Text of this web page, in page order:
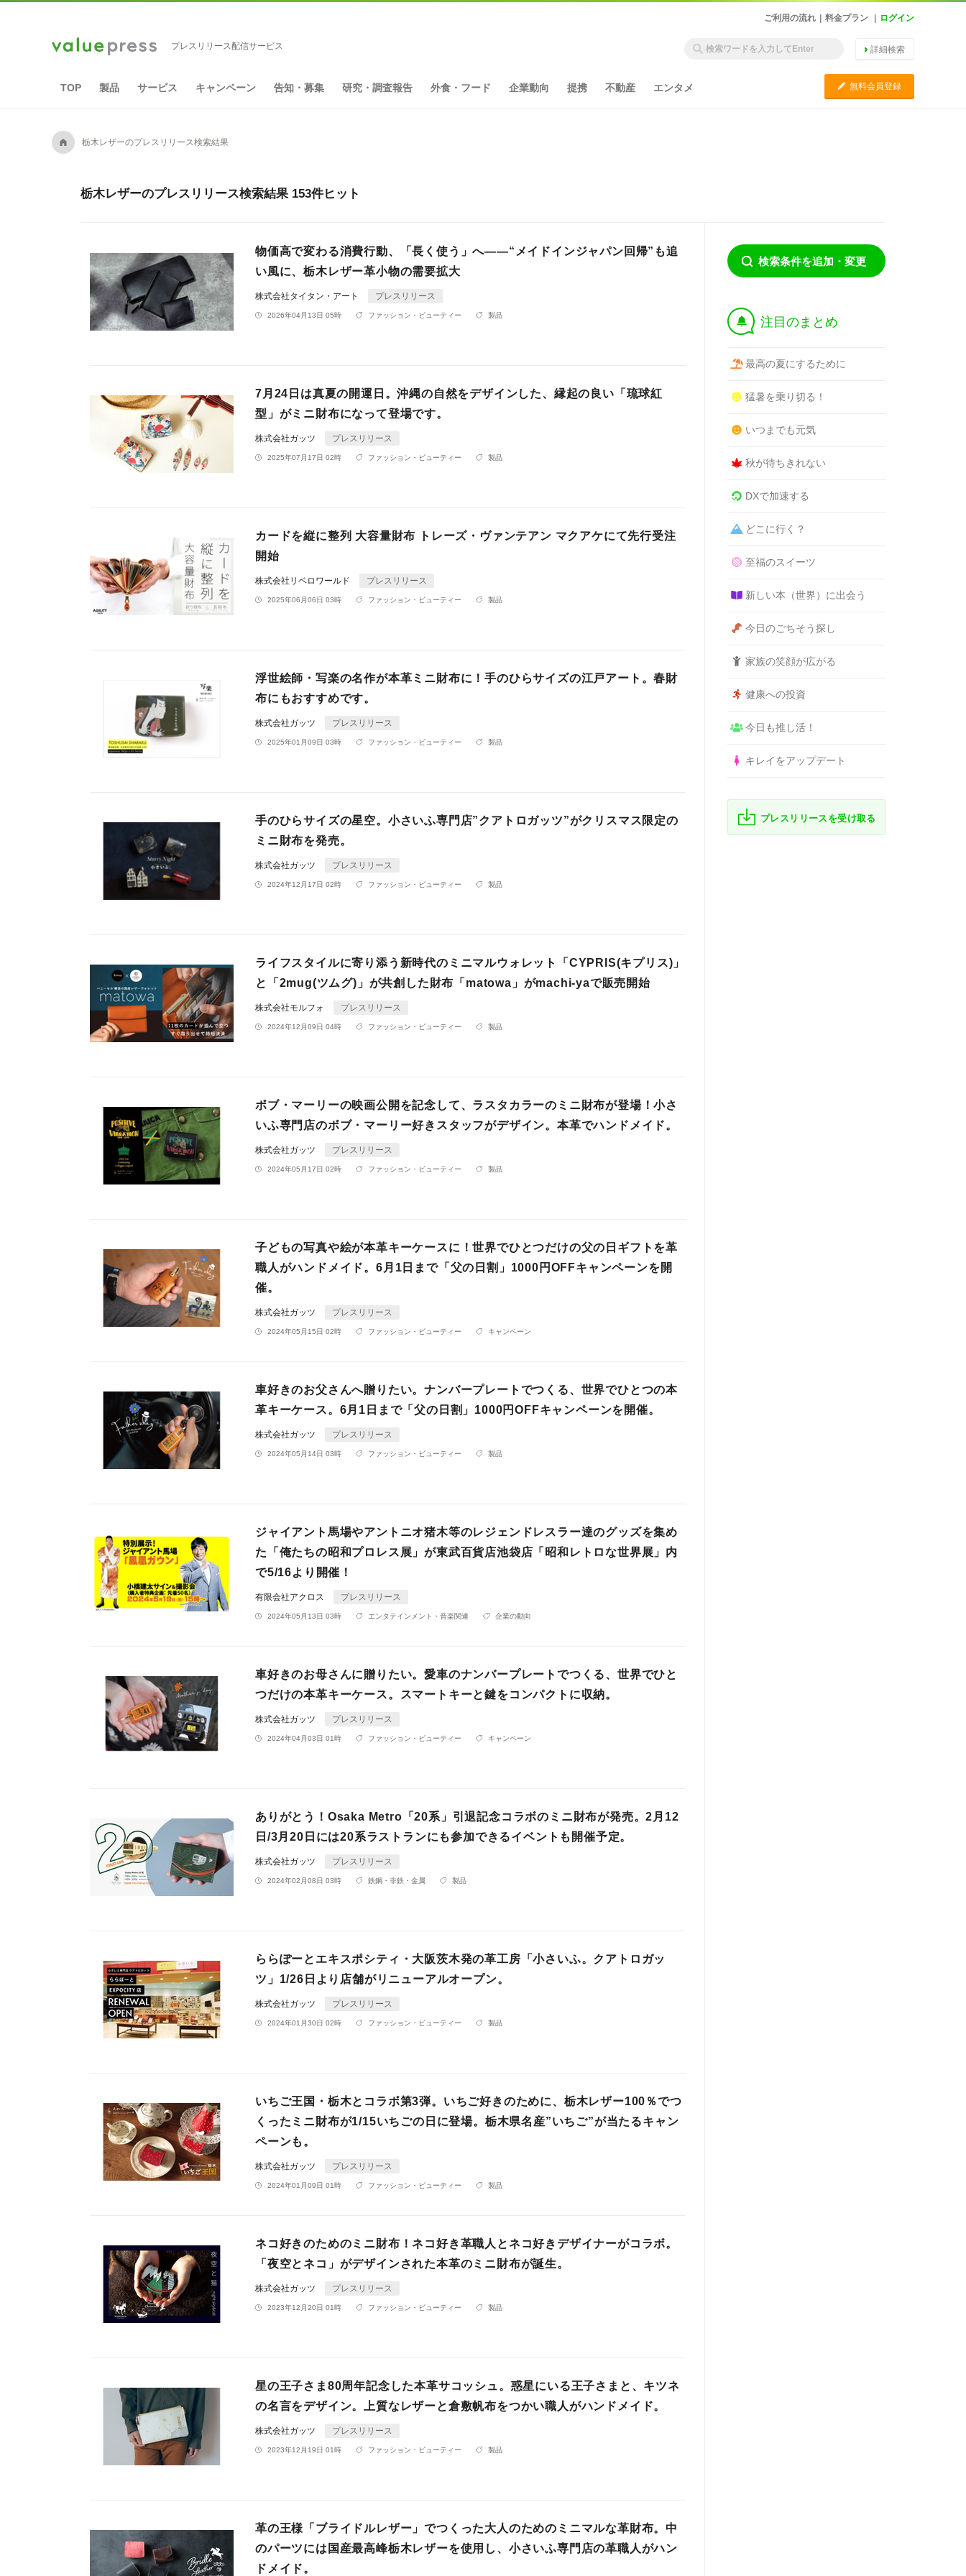
ご利用の流れ 料金プラン ログイン
プレスリリース配信サービス 詳細検索
TOP 製品 サービス キャンペーン 告知・募集 研究・調査報告 外食・フード 企業動向 提携 不動産 エンタメ C 無料会員登録
A 栃木レザーのプレスリリース検索結果
栃木レザーのプレスリリース検索結果 153件ヒット
物価高で変わる消費行動、「長く使う」へ——“メイドインジャパン回帰”も追
い風に、栃木レザー革小物の需要拡大
株式会社タイタン・アート プレスリリース
2026年04月13日 05時 ファッション・ビューティー 製品
7月24日は真夏の開運日。沖縄の自然をデザインした、縁起の良い「琉球紅
型」がミニ財布になって登場です。
株式会社ガッツ プレスリリース
2025年07月17日 02時 ファッション・ビューティー 製品
カードを縦に整列 大容量財布 トレーズ・ヴァンテアン マクアケにて先行受注
開始
株式会社リベロワールド プレスリリース
2025年06月06日 03時 ファッション・ビューティー 製品
浮世絵師・写楽の名作が本革ミニ財布に！手のひらサイズの江戸アート。春財
布にもおすすめです。
株式会社ガッツ プレスリリース
2025年01月09日 03時 ファッション・ビューティー 製品
手のひらサイズの星空。小さいふ専門店”クアトロガッツ”がクリスマス限定の
ミニ財布を発売。
株式会社ガッツ プレスリリース
2024年12月17日 02時 ファッション・ビューティー 製品
ライフスタイルに寄り添う新時代のミニマルウォレット「CYPRIS(キプリス)」
と「2mug(ツムグ)」が共創した財布「matowa」がmachi-yaで販売開始
株式会社モルフォ プレスリリース
2024年12月09日 04時 ファッション・ビューティー 製品
ボブ・マーリーの映画公開を記念して、ラスタカラーのミニ財布が登場！小さ
いふ専門店のボブ・マーリー好きスタッフがデザイン。本革でハンドメイド。
株式会社ガッツ プレスリリース
2024年05月17日 02時 ファッション・ビューティー 製品
子どもの写真や絵が本革キーケースに！世界でひとつだけの父の日ギフトを革
職人がハンドメイド。6月1日まで「父の日割」1000円OFFキャンペーンを開
催。
株式会社ガッツ プレスリリース
2024年05月15日 02時 ファッション・ビューティー キャンペーン
車好きのお父さんへ贈りたい。ナンバープレートでつくる、世界でひとつの本
革キーケース。6月1日まで「父の日割」1000円OFFキャンペーンを開催。
株式会社ガッツ プレスリリース
2024年05月14日 03時 ファッション・ビューティー 製品
ジャイアント馬場やアントニオ猪木等のレジェンドレスラー達のグッズを集め
た「俺たちの昭和プロレス展」が東武百貨店池袋店「昭和レトロな世界展」内
で5/16より開催！
有限会社アクロス プレスリリース
2024年05月13日 03時 エンタテインメント・音楽関連 企業の動向
車好きのお母さんに贈りたい。愛車のナンバープレートでつくる、世界でひと
つだけの本革キーケース。スマートキーと鍵をコンパクトに収納。
株式会社ガッツ プレスリリース
2024年04月03日 01時 ファッション・ビューティー キャンペーン
ありがとう！Osaka Metro「20系」引退記念コラボのミニ財布が発売。2月12
日/3月20日には20系ラストランにも参加できるイベントも開催予定。
株式会社ガッツ プレスリリース
2024年02月08日 03時 鉄鋼・非鉄・金属 製品
ららぽーとエキスポシティ・大阪茨木発の革工房「小さいふ。クアトロガッ
ツ」1/26日より店舗がリニューアルオープン。
株式会社ガッツ プレスリリース
2024年01月30日 02時 ファッション・ビューティー 製品
いちご王国・栃木とコラボ第3弾。いちご好きのために、栃木レザー100％でつ
くったミニ財布が1/15いちごの日に登場。栃木県名産”いちご”が当たるキャン
ペーンも。
株式会社ガッツ プレスリリース
2024年01月09日 01時 ファッション・ビューティー 製品
ネコ好きのためのミニ財布！ネコ好き革職人とネコ好きデザイナーがコラボ。
「夜空とネコ」がデザインされた本革のミニ財布が誕生。
株式会社ガッツ プレスリリース
2023年12月20日 01時 ファッション・ビューティー 製品
星の王子さま80周年記念した本革サコッシュ。惑星にいる王子さまと、キツネ
の名言をデザイン。上質なレザーと倉敷帆布をつかい職人がハンドメイド。
株式会社ガッツ プレスリリース
2023年12月19日 01時 ファッション・ビューティー 製品
革の王様「ブライドルレザー」でつくった大人のためのミニマルな革財布。中
のパーツには国産最高峰栃木レザーを使用し、小さいふ専門店の革職人がハン
ドメイド。
検索条件を追加・変更
† 注目のまとめ
最高の夏にするために
猛暑を乗り切る！
いつまでも元気
秋が待ちきれない
DXで加速する
どこに行く？
至福のスイーツ
新しい本（世界）に出会う
今日のごちそう探し
家族の笑顔が広がる
健康への投資
今日も推し活！
キレイをアップデート
プレスリリースを受け取る